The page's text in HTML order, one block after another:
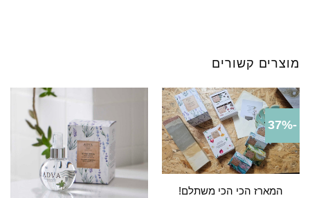
מוצרים קשורים
-37%
המארז הכי הכי משתלם!